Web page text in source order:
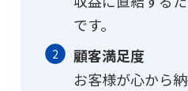
です。
顧客満足度
お客様が心から